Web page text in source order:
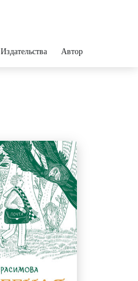
Издательства Авторы